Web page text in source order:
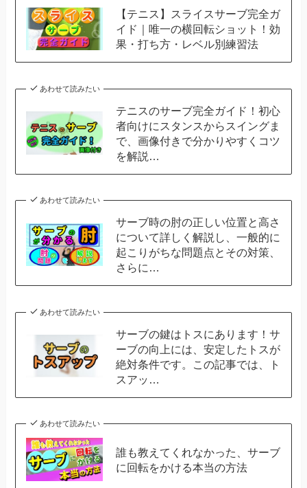
【テニス】スライスサーブ完全ガ
イド｜唯一の横回転ショット！効
果・打ち方・レベル別練習法
あわせて読みたい
テニスのサーブ完全ガイド！初心
者向けにスタンスからスイングま
で、画像付きで分かりやすくコツ
を解説…
あわせて読みたい
サーブ時の肘の正しい位置と高さ
について詳しく解説し、一般的に
起こりがちな問題点とその対策、
さらに…
あわせて読みたい
サーブの鍵はトスにあります！サ
ーブの向上には、安定したトスが
絶対条件です。この記事では、ト
スアッ…
あわせて読みたい
誰も教えてくれなかった、サーブ
に回転をかける本当の方法